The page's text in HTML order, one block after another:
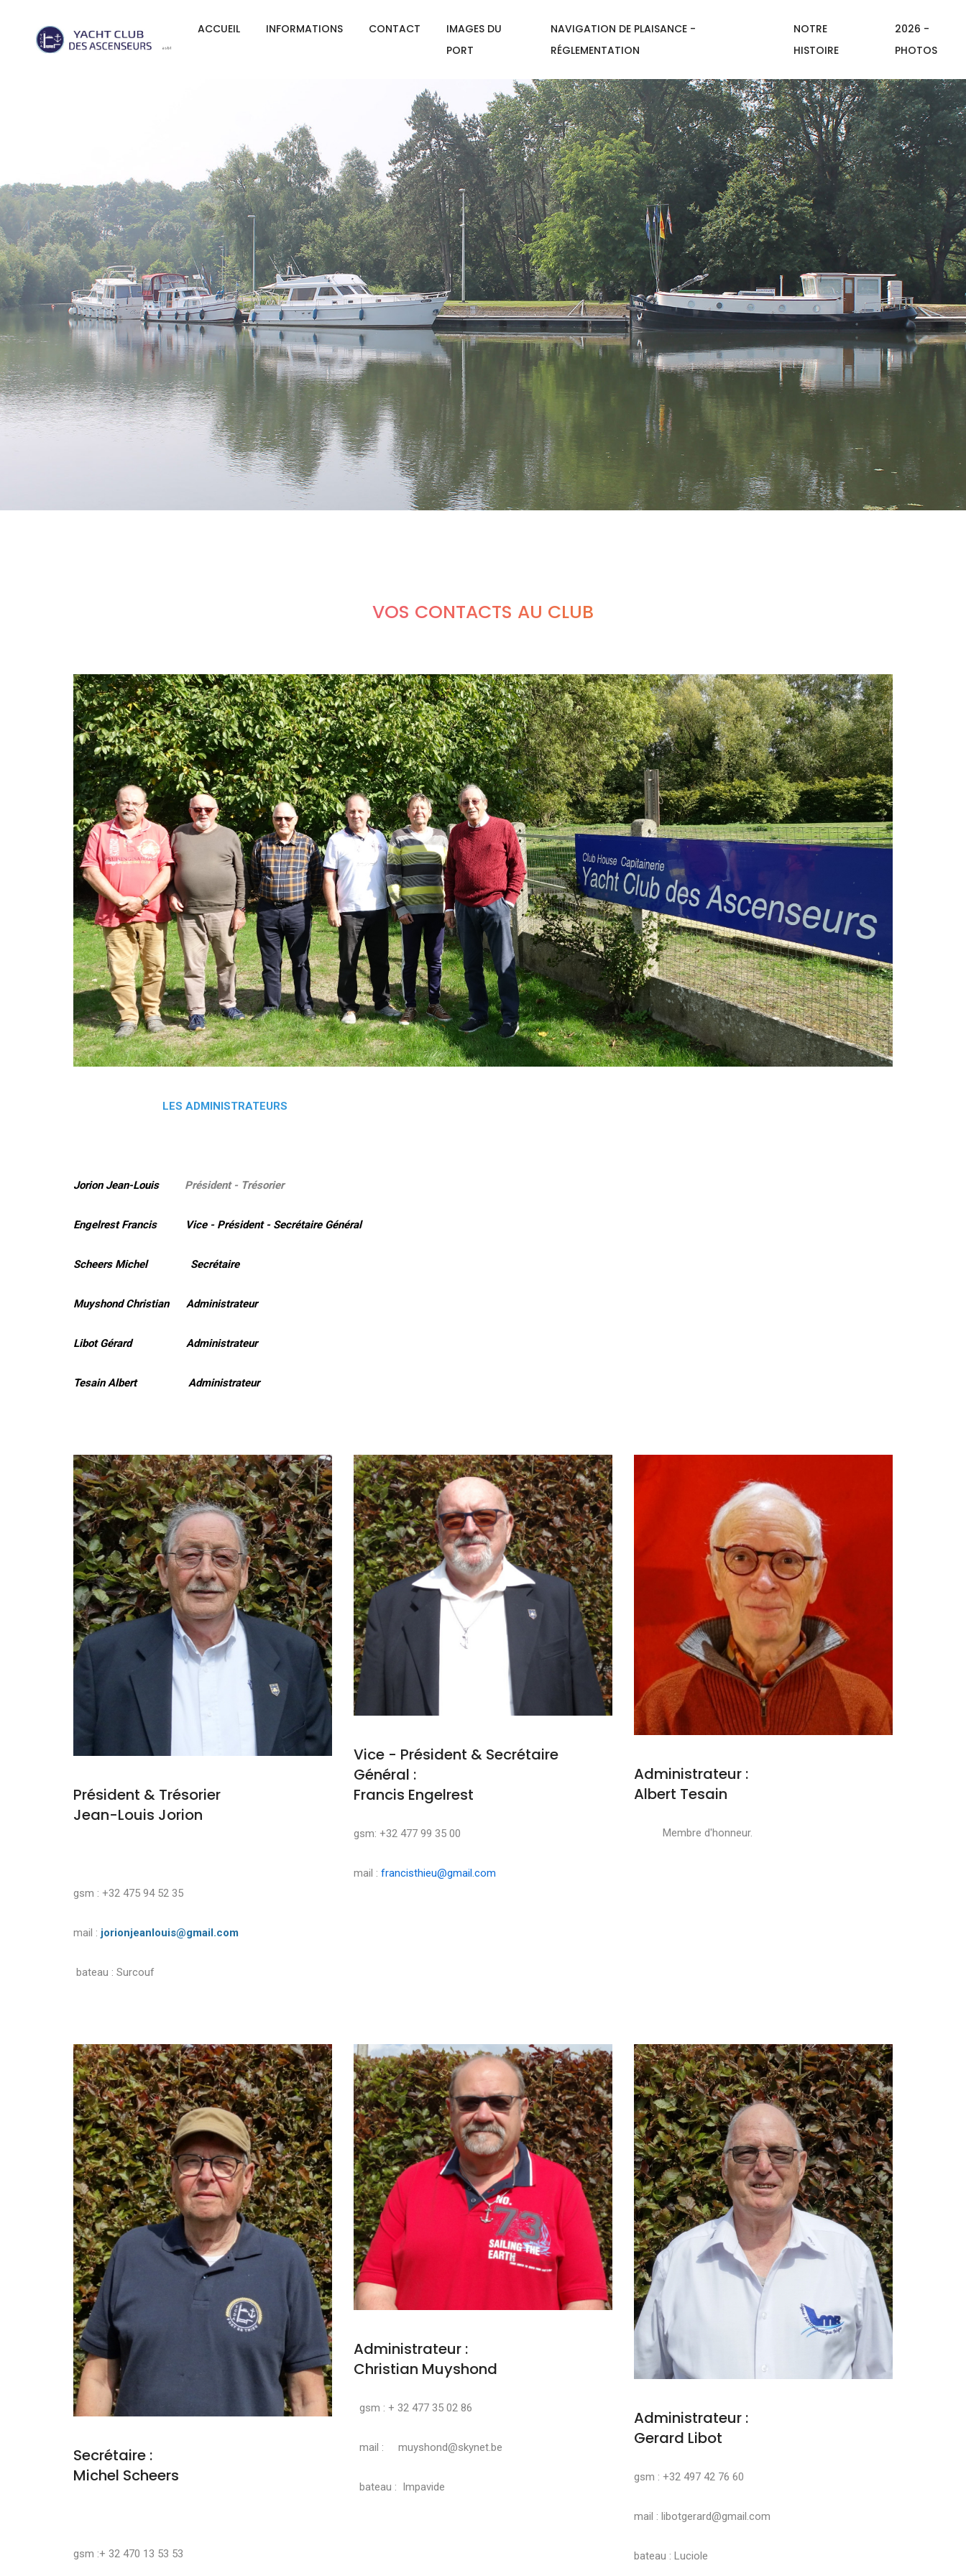
ACCUEIL INFORMATIONS CONTACT
IMAGES DU
PORT
NAVIGATION DE PLAISANCE -
RÉGLEMENTATION
NOTRE
HISTOIRE
2026 -
PHOTOS
VOS CONTACTS AU CLUB
LES ADMINISTRATEURS
Jorion Jean-Louis Président - Trésorier
Engelrest Francis Vice - Président - Secrétaire Général
Scheers Michel Secrétaire
Muyshond Christian Administrateur
Libot Gérard Administrateur
Tesain Albert Administrateur
Président & Trésorier
Jean-Louis Jorion
gsm : +32 475 94 52 35
mail : jorionjeanlouis@gmail.com
bateau : Surcouf
Vice - Président & Secrétaire
Général :
Francis Engelrest
gsm: +32 477 99 35 00
mail : francisthieu@gmail.com
Administrateur :
Albert Tesain
Membre d'honneur.
Secrétaire :
Michel Scheers
gsm :+ 32 470 13 53 53
Administrateur :
Christian Muyshond
gsm : + 32 477 35 02 86
mail : muyshond@skynet.be
bateau : Impavide
Administrateur :
Gerard Libot
gsm : +32 497 42 76 60
mail : libotgerard@gmail.com
bateau : Luciole